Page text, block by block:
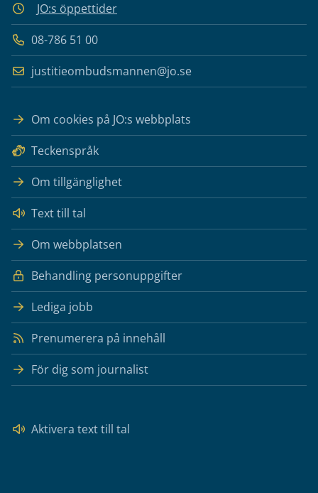
JO:s öppettider
08-786 51 00
justitieombudsmannen@jo.se
Om cookies på JO:s webbplats
Teckenspråk
Om tillgänglighet
Text till tal
Om webbplatsen
Behandling personuppgifter
Lediga jobb
Prenumerera på innehåll
För dig som journalist
Aktivera text till tal